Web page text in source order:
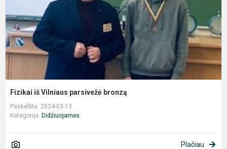
Fizikai iš Vilniaus parsivežė bronzą
Paskelbta: 2024-03-13
Kategorija: Didžiuojamės
Plačiau